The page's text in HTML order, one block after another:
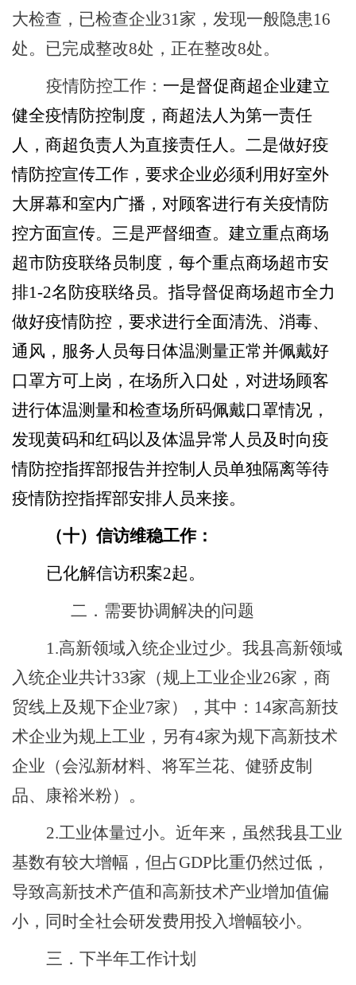
大检查，已检查企业31家，发现一般隐患16
处。已完成整改8处，正在整改8处。
疫情防控工作： 一是督促商超企业建立
健全疫情防控制度 ， 商超法人为第一责任
人，商超负责人为直接责任人。 二是做好疫
情防控宣传工作，要求企业必须利用好室外
大屏幕和室内广播，对顾客进行有关疫情防
控方面宣传。 三是严督细查。建立重点商场
超市防疫联络员制度，每个重点商场超市安
排1-2名防疫联络员。指导督促商场超市全力
做好疫情防控，要求进行全面清洗、消毒、
通风，服务人员每日体温测量正常并佩戴好
口罩方可上岗，在场所入口处，对进场顾客
进行体温测量和检查场所码佩戴口罩情况，
发现黄码和红码以及体温异常人员及时向疫
情防控指挥部报告并控制人员单独隔离等待
疫情防控指挥部安排人员来接。
（十）信访维稳工作：
已化解信访积案2起。
二．需要协调解决的问题
1.高新领域入统企业过少。 我县高新领域
入统企业共计33家（规上工业企业26家，商
贸线上及规下企业7家）， 其中： 14家高新技
术企业为规上工业，另有4家为规下高新技术
企业（会泓新材料、将军兰花、健骄皮制
品、 康裕米粉） 。
2.工业体量过小。 近年来，虽然我县工业
基数有较大增幅，但占GDP比重仍然过低 ，
导致高新技术产值和高新技术产业增加值偏
小 ，同时全社会研发费用投入增幅较小。
三．下半年工作计划